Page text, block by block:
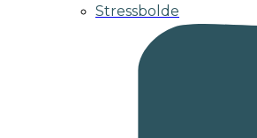
Stressbolde